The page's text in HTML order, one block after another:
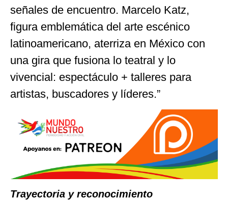
señales de encuentro. Marcelo Katz,
figura emblemática del arte escénico
latinoamericano, aterriza en México con
una gira que fusiona lo teatral y lo
vivencial: espectáculo + talleres para
artistas, buscadores y líderes.”
Trayectoria y reconocimiento